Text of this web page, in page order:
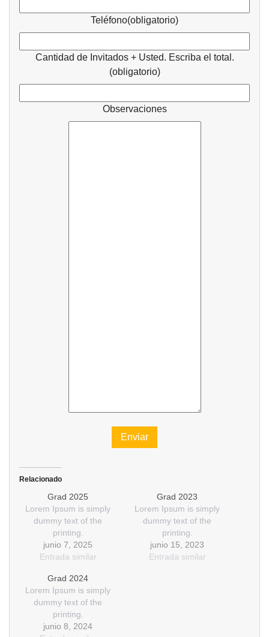
Teléfono(obligatorio)
Cantidad de Invitados + Usted. Escriba el total.
(obligatorio)
Observaciones
Enviar
Relacionado
Grad 2025
Lorem Ipsum is simply
dummy text of the
printing.
junio 7, 2025
Entrada similar
Grad 2023
Lorem Ipsum is simply
dummy text of the
printing.
junio 15, 2023
Entrada similar
Grad 2024
Lorem Ipsum is simply
dummy text of the
printing.
junio 8, 2024